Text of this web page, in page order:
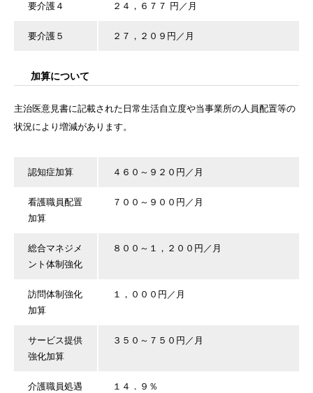
要介護４ ２４，６７７ 円／月
要介護５ ２７，２０９円／月
加算について
主治医意見書に記載された日常生活自立度や当事業所の人員配置等の
状況により増減があります。
認知症加算 ４６０～９２０円／月
看護職員配置
加算
７００～９００円／月
総合マネジメ
ント体制強化
８００～１，２００円／月
訪問体制強化
加算
１，０００円／月
サービス提供
強化加算
３５０～７５０円／月
介護職員処遇
１４．９％